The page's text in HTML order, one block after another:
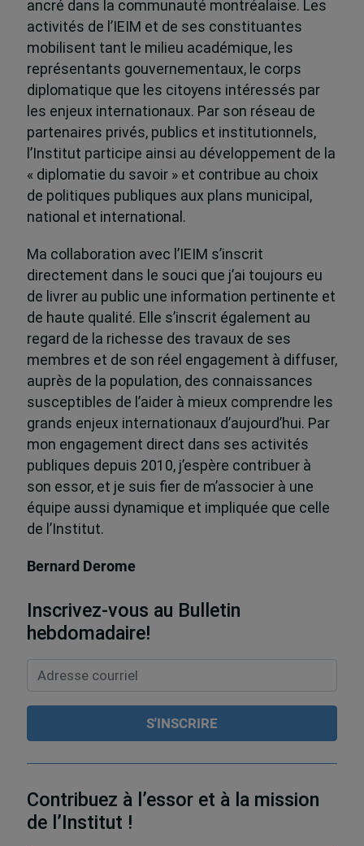
ancré dans la communauté montréalaise. Les
activités de l’IEIM et de ses constituantes
mobilisent tant le milieu académique, les
représentants gouvernementaux, le corps
diplomatique que les citoyens intéressés par
les enjeux internationaux. Par son réseau de
partenaires privés, publics et institutionnels,
l’Institut participe ainsi au développement de la
« diplomatie du savoir » et contribue au choix
de politiques publiques aux plans municipal,
national et international.
Ma collaboration avec l’IEIM s’inscrit
directement dans le souci que j’ai toujours eu
de livrer au public une information pertinente et
de haute qualité. Elle s’inscrit également au
regard de la richesse des travaux de ses
membres et de son réel engagement à diffuser,
auprès de la population, des connaissances
susceptibles de l’aider à mieux comprendre les
grands enjeux internationaux d’aujourd’hui. Par
mon engagement direct dans ses activités
publiques depuis 2010, j’espère contribuer à
son essor, et je suis fier de m’associer à une
équipe aussi dynamique et impliquée que celle
de l’Institut.
Bernard Derome
Inscrivez-vous au Bulletin
hebdomadaire!
Contribuez à l’essor et à la mission
de l’Institut !